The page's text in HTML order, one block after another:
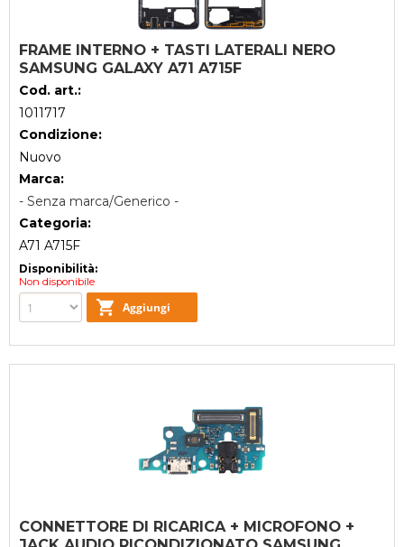
FRAME INTERNO + TASTI LATERALI NERO
SAMSUNG GALAXY A71 A715F
Cod. art.:
1011717
Condizione:
Nuovo
Marca:
- Senza marca/Generico -
Categoria:
A71 A715F
Disponibilità:
Non disponibile
CONNETTORE DI RICARICA + MICROFONO +